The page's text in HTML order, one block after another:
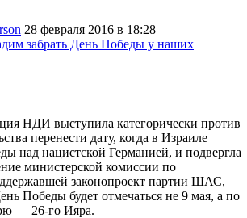
28 февраля 2016 в 18:28
забрать День Победы у наших
НДИ выступила категорически против
перенести дату, когда в Израиле
над нацистской Германией, и подвергла
министерской комиссии по
законопроект партии ШАС,
Победы будет отмечаться не 9 мая, а по
— 26-го Ияра.